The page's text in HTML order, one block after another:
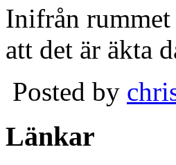
Inifrån rummet
att det är äkta
Posted by
Länkar